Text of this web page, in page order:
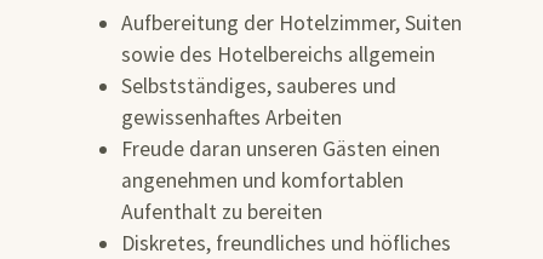
Aufbereitung der Hotelzimmer, Suiten
sowie des Hotelbereichs allgemein
Selbstständiges, sauberes und
gewissenhaftes Arbeiten
Freude daran unseren Gästen einen
angenehmen und komfortablen
Aufenthalt zu bereiten
Diskretes, freundliches und höfliches